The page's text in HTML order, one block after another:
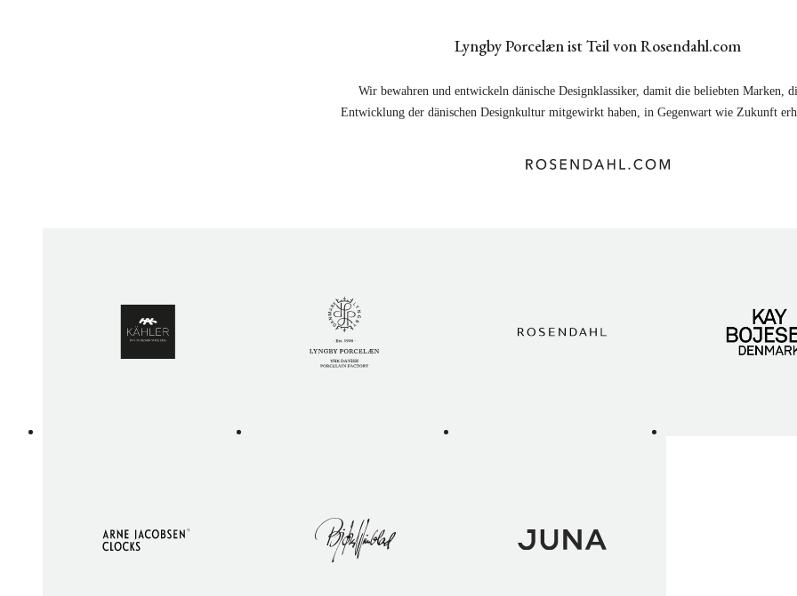
Lyngby Porcelæn ist Teil von Rosendahl.com
Wir bewahren und entwickeln dänische Designklassiker, damit die beliebten Marken,
Entwicklung der dänischen Designkultur mitgewirkt haben, in Gegenwart wie Zukunft